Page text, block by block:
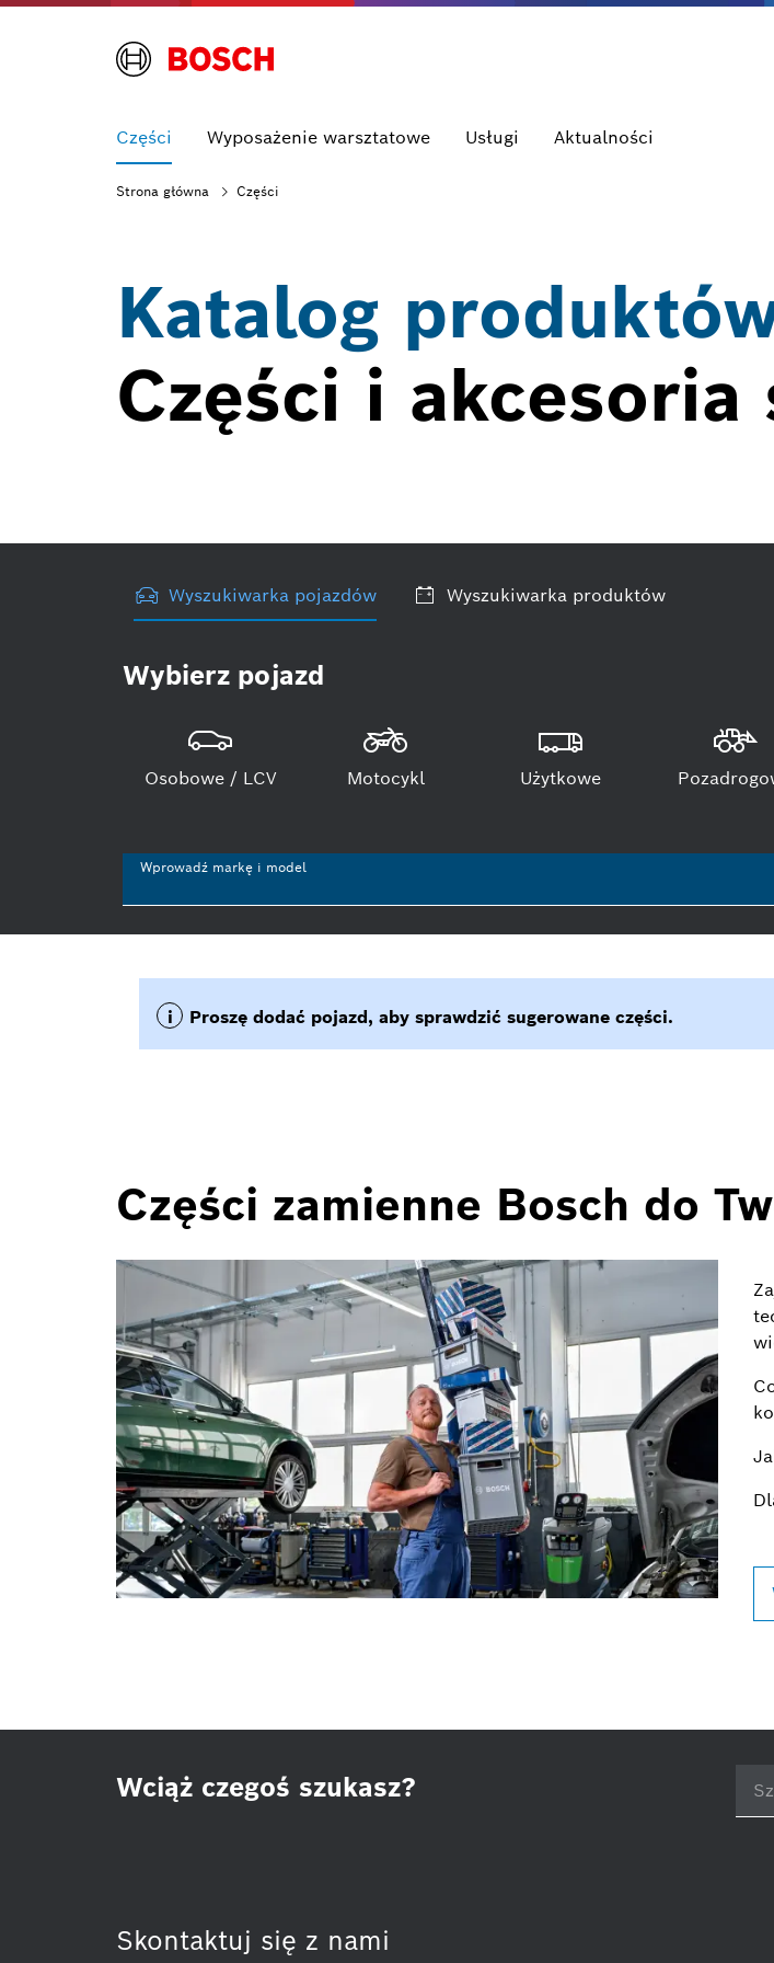
Części Wyposażenie warsztatowe Usługi Aktualności
Strona główna Części
Katalog
Części i akcesoria
Wyszukiwarka pojazdów Wyszukiwarka produktów
Części zamienne Bosch do
Wciąż czegoś szukasz?
Skontaktuj się z nami